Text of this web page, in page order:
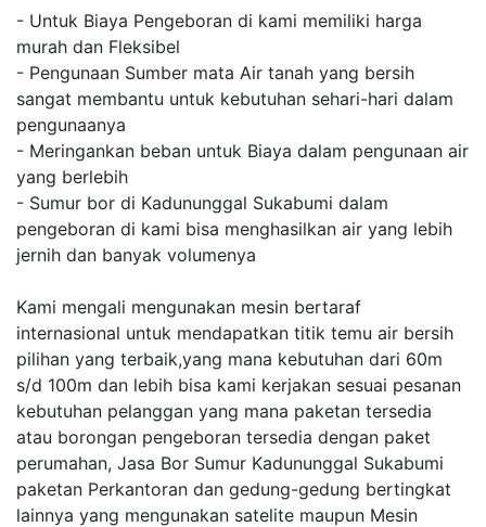
- Untuk Biaya Pengeboran di kami memiliki harga
murah dan Fleksibel
- Pengunaan Sumber mata Air tanah yang bersih
sangat membantu untuk kebutuhan sehari-hari dalam
pengunaanya
- Meringankan beban untuk Biaya dalam pengunaan air
yang berlebih
- Sumur bor di Kadununggal Sukabumi dalam
pengeboran di kami bisa menghasilkan air yang lebih
jernih dan banyak volumenya
Kami mengali mengunakan mesin bertaraf
internasional untuk mendapatkan titik temu air bersih
pilihan yang terbaik,yang mana kebutuhan dari 60m
s/d 100m dan lebih bisa kami kerjakan sesuai pesanan
kebutuhan pelanggan yang mana paketan tersedia
atau borongan pengeboran tersedia dengan paket
perumahan, Jasa Bor Sumur Kadununggal Sukabumi
paketan Perkantoran dan gedung-gedung bertingkat
lainnya yang mengunakan satelite maupun Mesin